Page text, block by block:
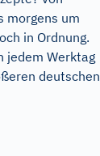
morgens um
in Ordnung.
jedem Werktag
deutschen